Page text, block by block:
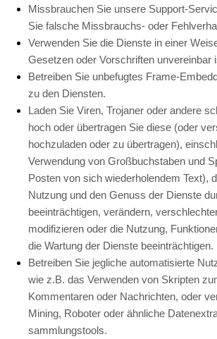
Missbrauchen Sie unsere Support-
Sie falsche Missbrauchs- oder
Verwenden Sie die Dienste in einer
Gesetzen oder Vorschriften unvereinbar
Betreiben Sie unbefugtes Frame-
zu den Diensten.
Laden Sie Viren, Trojaner oder andere
hoch oder übertragen Sie diese (oder
hochzuladen oder zu übertragen),
Verwendung von Großbuchstaben und
Posten von sich wiederholendem Text),
Nutzung und den Genuss der Dienste
beeinträchtigen, verändern,
modifizieren oder die Nutzung,
die Wartung der Dienste beeinträchtigen.
Betreiben Sie jegliche automatisierte
wie z.B. das Verwenden von Skripten
Kommentaren oder Nachrichten, oder
Mining, Roboter oder ähnliche
sammlungstools.